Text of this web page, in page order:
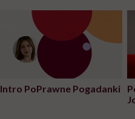
Intro PoPrawne Pogadanki